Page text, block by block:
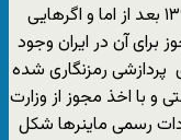
این در حالی است که دولت در اواسط سال ۱۳۹۸ بعد از اما و اگرهایی
برای آن در ایران وجود
پردازشی رمزنگاری شده
و با اخذ مجوز از وزارت
رسمی ماینرها شکل